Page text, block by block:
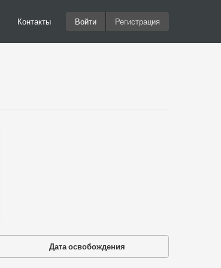
Контакты Войти Регистрация
Дата освобождения